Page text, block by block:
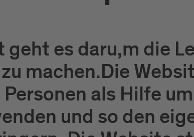
es daru,m die
machen.Die
als Hilfe
und so den